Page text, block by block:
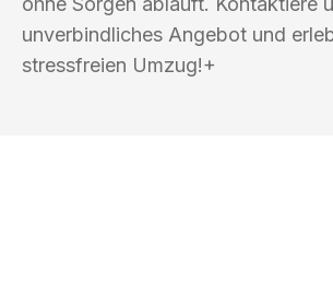
unverbindliches Angebot und
stressfreien Umzug!+